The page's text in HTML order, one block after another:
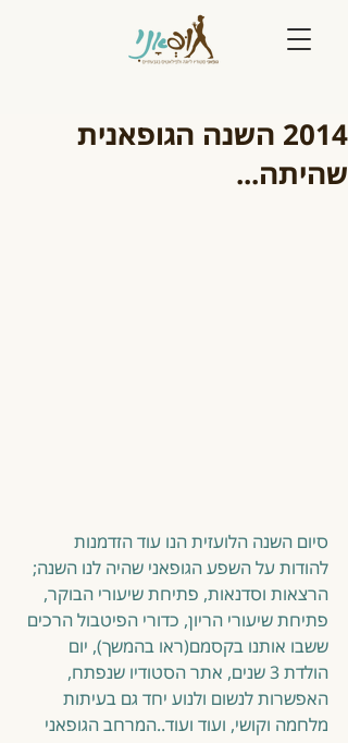
2014 השנה הגופאנית
שהיתה...
סיום השנה הלועזית הנו עוד הזדמנות
להודות על השפע הגופאני שהיה לנו השנה;
הרצאות וסדנאות, פתיחת שיעורי הבוקר,
פתיחת שיעורי הריון, כדורי הפיטבול הרכים
ששבו אותנו בקסמם(ראו בהמשך), יום
הולדת 3 שנים, אתר הסטודיו שנפתח,
האפשרות לנשום ולנוע יחד גם בעיתות
מלחמה וקושי, ועוד ועוד..המרחב הגופאני